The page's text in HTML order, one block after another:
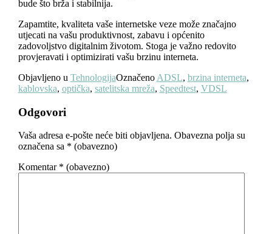
bude što brža i stabilnija.
Zapamtite, kvaliteta vaše internetske veze može značajno
utjecati na vašu produktivnost, zabavu i općenito
zadovoljstvo digitalnim životom. Stoga je važno redovito
provjeravati i optimizirati vašu brzinu interneta.
Objavljeno u TehnologijaOznačeno ADSL, brzina interneta,
kablovska, optička, satelitska mreža, Speedtest, VDSL
Odgovori
Vaša adresa e-pošte neće biti objavljena. Obavezna polja su
označena sa * (obavezno)
Komentar * (obavezno)